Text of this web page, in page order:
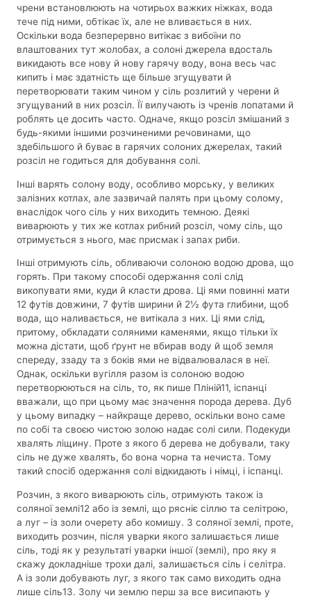
чрени встановлюють на чотирьох важких ніжках, вода
тече під ними, обтікає їх, але не вливається в них.
Оскільки вода безперервно витікає з вибоїни по
влаштованих тут жолобах, а солоні джерела вдосталь
викидають все нову й нову гарячу воду, вона весь час
кипить і має здатність ще більше згущувати й
перетворювати таким чином у сіль розлитий у черени й
згущуваний в них розсіл. Її вилучають із чренів лопатами й
роблять це досить часто. Одначе, якщо розсіл змішаний з
будь-якими іншими розчиненими речовинами, що
здебільшого й буває в гарячих солоних джерелах, такий
розсіл не годиться для добування солі.
Інші варять солону воду, особливо морську, у великих
залізних котлах, але зазвичай палять при цьому солому,
внаслідок чого сіль у них виходить темною. Деякі
виварюють у тих же котлах рибний розсіл, чому сіль, що
отримується з нього, має присмак і запах риби.
Інші отримують сіль, обливаючи солоною водою дрова, що
горять. При такому способі одержання солі слід
викопувати ями, куди й класти дрова. Ці ями повинні мати
12 футів довжини, 7 футів ширини й 2½ фута глибини, щоб
вода, що наливається, не витікала з них. Ці ями слід,
притому, обкладати соляними каменями, якщо тільки їх
можна дістати, щоб ґрунт не вбирав воду й щоб земля
спереду, ззаду та з боків ями не відвалювалася в неї.
Однак, оскільки вугілля разом із солоною водою
перетворюються на сіль, то, як пише Пліній11, іспанці
вважали, що при цьому має значення порода дерева. Дуб
у цьому випадку – найкраще дерево, оскільки воно саме
по собі та своєю чистою золою надає солі сили. Подекуди
хвалять ліщину. Проте з якого б дерева не добували, таку
сіль не дуже хвалять, бо вона чорна та нечиста. Тому
такий спосіб одержання солі відкидають і німці, і іспанці.
Розчин, з якого виварюють сіль, отримують також із
соляної землі12 або із землі, що рясніє сіллю та селітрою,
а луг – із золи очерету або комишу. З соляної землі, проте,
виходить розчин, після уварки якого залишається лише
сіль, тоді як у результаті уварки іншої (землі), про яку я
скажу докладніше трохи далі, залишається сіль і селітра.
А із золи добувають луг, з якого так само виходить одна
лише сіль13. Золу чи землю перш за все висипають у